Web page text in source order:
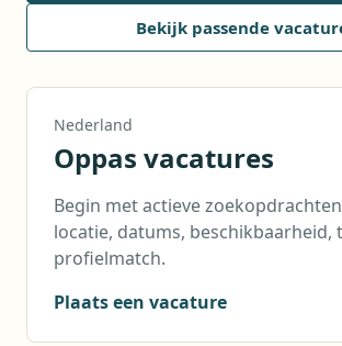
Bekijk passende
Nederland
Oppas vacatures
Begin met actieve
locatie, datums, beschikbaarheid,
profielmatch.
Plaats een vacature